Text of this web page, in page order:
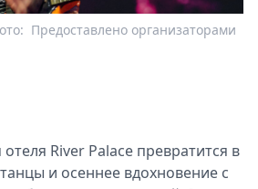
Предоставлено организаторами
River Palace превратится в
и осеннее вдохновение с